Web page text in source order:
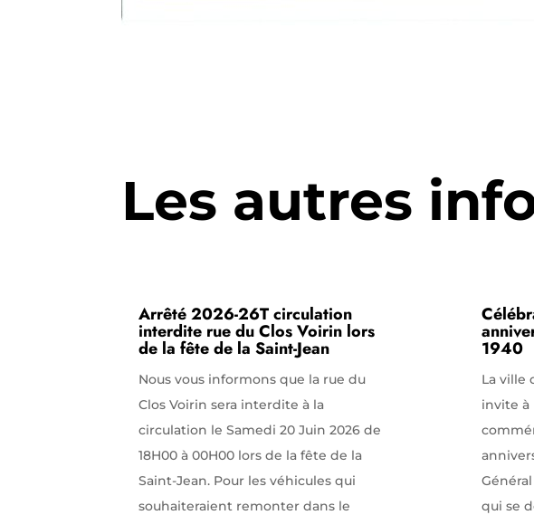
Les autres
Arrêté 2026-26T circulation
interdite rue du Clos Voirin lors
de la fête de la Saint-Jean
Nous vous informons que la rue du
Clos Voirin sera interdite à la
circulation le Samedi 20 Juin 2026 de
18H00 à 00H00 lors de la fête de la
Saint-Jean. Pour les véhicules qui
souhaiteraient remonter dans le
1940
La ville
invite à
qui se